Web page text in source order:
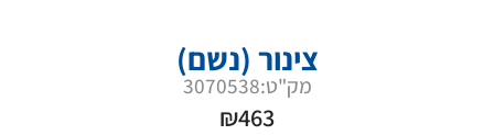
צינור (נשם)
מק"ט:3070538
₪463